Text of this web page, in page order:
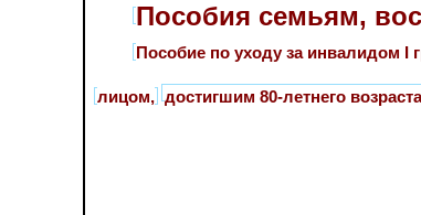
Пособия семьям,
Пособие по уходу за инвалидом I
лицом, достигшим 80-летнего возраста